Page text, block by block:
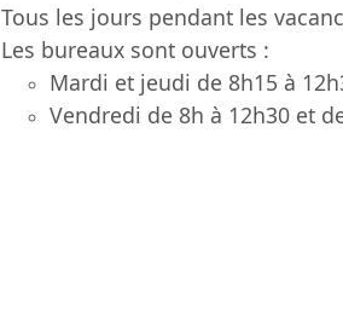
Tous les jours pendant les
Les bureaux sont ouverts :
Mardi et jeudi de 8h15 à
Vendredi de 8h à 12h30 et